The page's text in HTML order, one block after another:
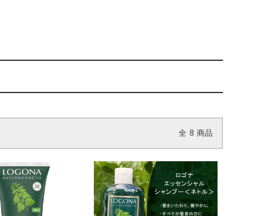
全 8 商品